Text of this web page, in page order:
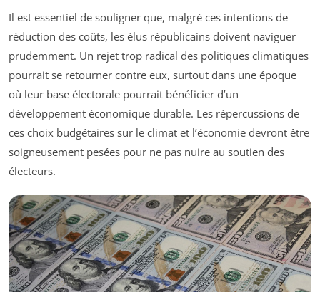
Il est essentiel de souligner que, malgré ces intentions de
réduction des coûts, les élus républicains doivent naviguer
prudemment. Un rejet trop radical des politiques climatiques
pourrait se retourner contre eux, surtout dans une époque
où leur base électorale pourrait bénéficier d’un
développement économique durable. Les répercussions de
ces choix budgétaires sur le climat et l’économie devront être
soigneusement pesées pour ne pas nuire au soutien des
électeurs.